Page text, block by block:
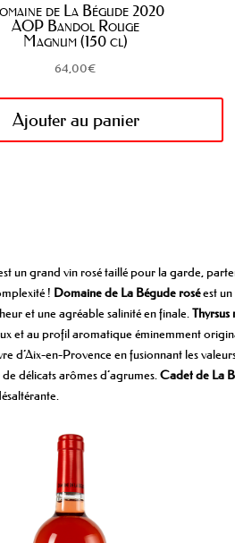
de La Bégude 2020
AOP Bandol Rouge
Magnum (150 cl)
64,00€
Ajouter au panier
un grand vin rosé taillé pour la garde,
! Domaine de La Bégude roséest un
et une agréable salinité en finale.Thyrsus
et au profil aromatique éminemment
d’Aix-en-Provence en fusionnant les
de délicats arômes d’agrumes.Cadet de La